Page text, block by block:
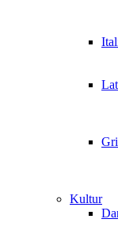
Kultur